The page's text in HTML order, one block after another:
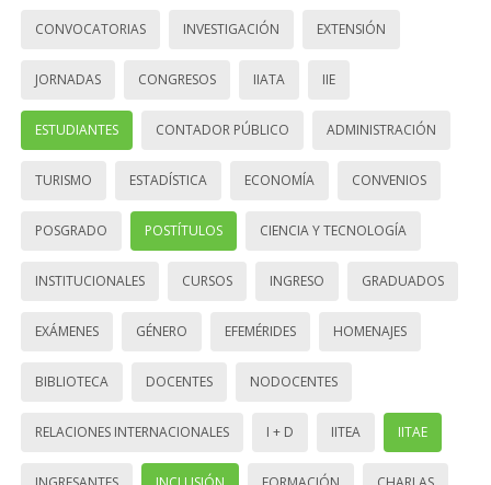
CONVOCATORIAS INVESTIGACIÓN EXTENSIÓN
JORNADAS CONGRESOS IIATA IIE
ESTUDIANTES CONTADOR PÚBLICO ADMINISTRACIÓN
TURISMO ESTADÍSTICA ECONOMÍA CONVENIOS
POSGRADO POSTÍTULOS CIENCIA Y TECNOLOGÍA
INSTITUCIONALES CURSOS INGRESO GRADUADOS
EXÁMENES GÉNERO EFEMÉRIDES HOMENAJES
BIBLIOTECA DOCENTES NODOCENTES
RELACIONES INTERNACIONALES I + D IITEA IITAE